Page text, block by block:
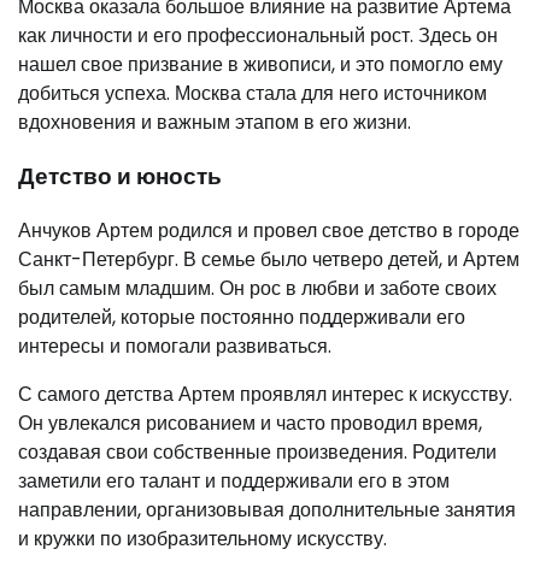
Москва оказала большое влияние на развитие Артема
как личности и его профессиональный рост. Здесь он
нашел свое призвание в живописи, и это помогло ему
добиться успеха. Москва стала для него источником
вдохновения и важным этапом в его жизни.
Детство и юность
Анчуков Артем родился и провел свое детство в городе
Санкт-Петербург. В семье было четверо детей, и Артем
был самым младшим. Он рос в любви и заботе своих
родителей, которые постоянно поддерживали его
интересы и помогали развиваться.
С самого детства Артем проявлял интерес к искусству.
Он увлекался рисованием и часто проводил время,
создавая свои собственные произведения. Родители
заметили его талант и поддерживали его в этом
направлении, организовывая дополнительные занятия
и кружки по изобразительному искусству.